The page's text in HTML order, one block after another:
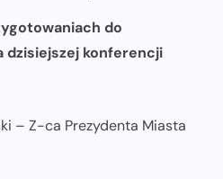
do
dzisiejszej konferencji
– Z-ca Prezydenta Miasta